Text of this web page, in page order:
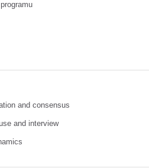
and consensus
and interview